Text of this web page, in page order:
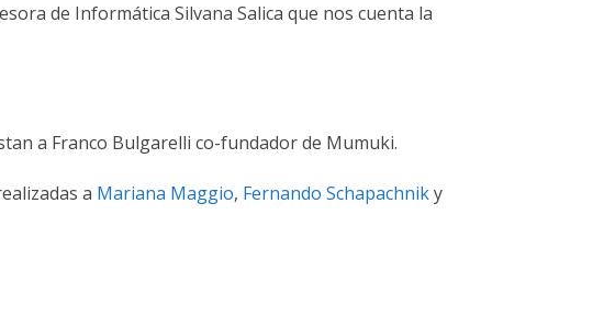
de Informática Silvana Salica que nos cuenta la
a Franco Bulgarelli co-fundador de Mumuki.
a Mariana Maggio, Fernando Schapachniky